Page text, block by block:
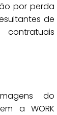
por perda
de
do
a WORK